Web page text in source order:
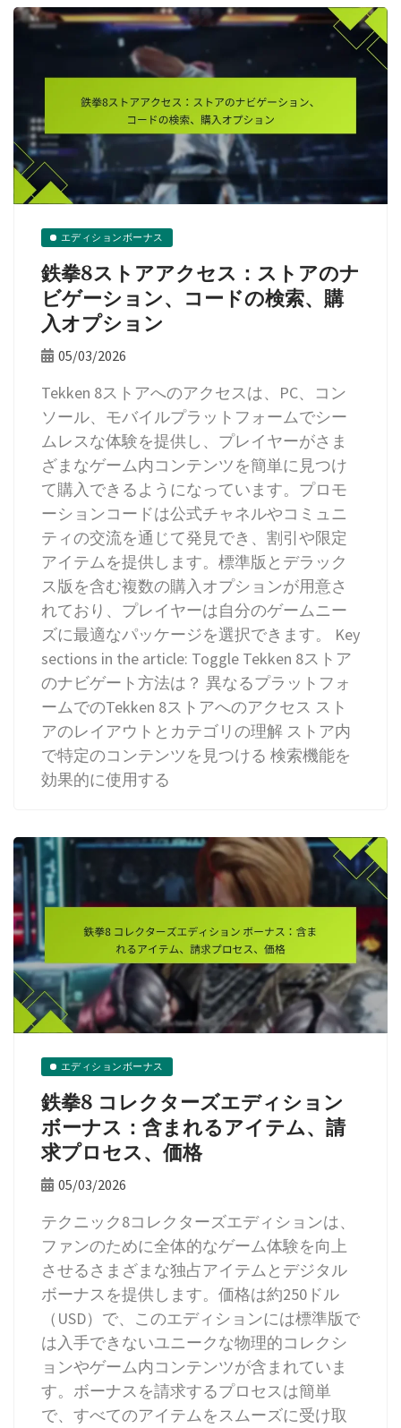
エディションボーナス
鉄拳8ストアアクセス：ストアのナ
ビゲーション、コードの検索、購
入オプション
05/03/2026
Tekken 8ストアへのアクセスは、PC、コン
ソール、モバイルプラットフォームでシー
ムレスな体験を提供し、プレイヤーがさま
ざまなゲーム内コンテンツを簡単に見つけ
て購入できるようになっています。プロモ
ーションコードは公式チャネルやコミュニ
ティの交流を通じて発見でき、割引や限定
アイテムを提供します。標準版とデラック
ス版を含む複数の購入オプションが用意さ
れており、プレイヤーは自分のゲームニー
ズに最適なパッケージを選択できます。 Key
sections in the article: Toggle Tekken 8ストア
のナビゲート方法は？ 異なるプラットフォ
ームでのTekken 8ストアへのアクセス スト
アのレイアウトとカテゴリの理解 ストア内
で特定のコンテンツを見つける 検索機能を
効果的に使用する
エディションボーナス
鉄拳8 コレクターズエディション
ボーナス：含まれるアイテム、請
求プロセス、価格
05/03/2026
テクニック8コレクターズエディションは、
ファンのために全体的なゲーム体験を向上
させるさまざまな独占アイテムとデジタル
ボーナスを提供します。価格は約250ドル
（USD）で、このエディションには標準版で
は入手できないユニークな物理的コレクシ
ョンやゲーム内コンテンツが含まれていま
す。ボーナスを請求するプロセスは簡単
で、すべてのアイテムをスムーズに受け取